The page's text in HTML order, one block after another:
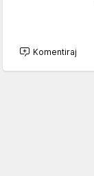
Komentiraj